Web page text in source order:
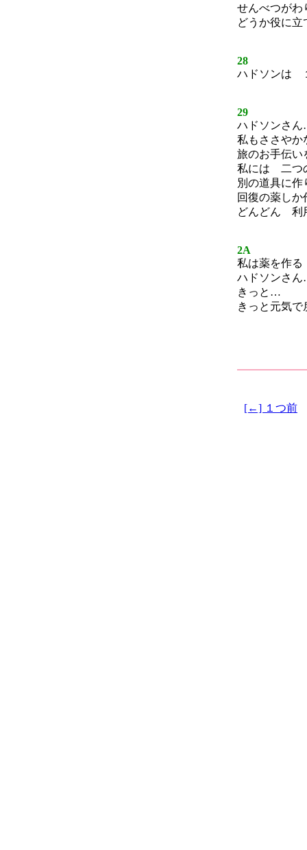
せんべつがわ
どうか役に立
28
ハドソンは
29
ハドソンさ
私もささやか
旅のお手伝い
私には 二つ
別の道具に
回復の薬しか
どんどん 利
2A
私は薬を作
ハドソンさ
きっと…
きっと元気で
[←] １つ前